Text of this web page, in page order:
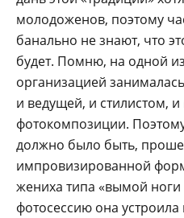
молодоженов, поэтому
банально не знают, что
будет. Помню, на одной
организацией
и ведущей, и стилистом,
фотокомпозиции.
должно было быть,
импровизированной
жениха типа «вымой ноги
фотосессию она